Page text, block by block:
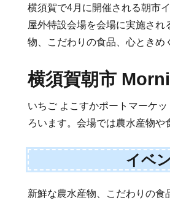
横須賀で4月に開催される朝市
屋外特設会場を会場に実施さ
物、こだわりの食品、心ときめ
横須賀朝市
いちご よこすかポートマーケ
ろいます。会場では農水産物や
イベ
新鮮な農水産物、こだわりの